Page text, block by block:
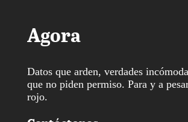
Agora
Datos que arden, verdades
que no piden permiso. Para y a
rojo.